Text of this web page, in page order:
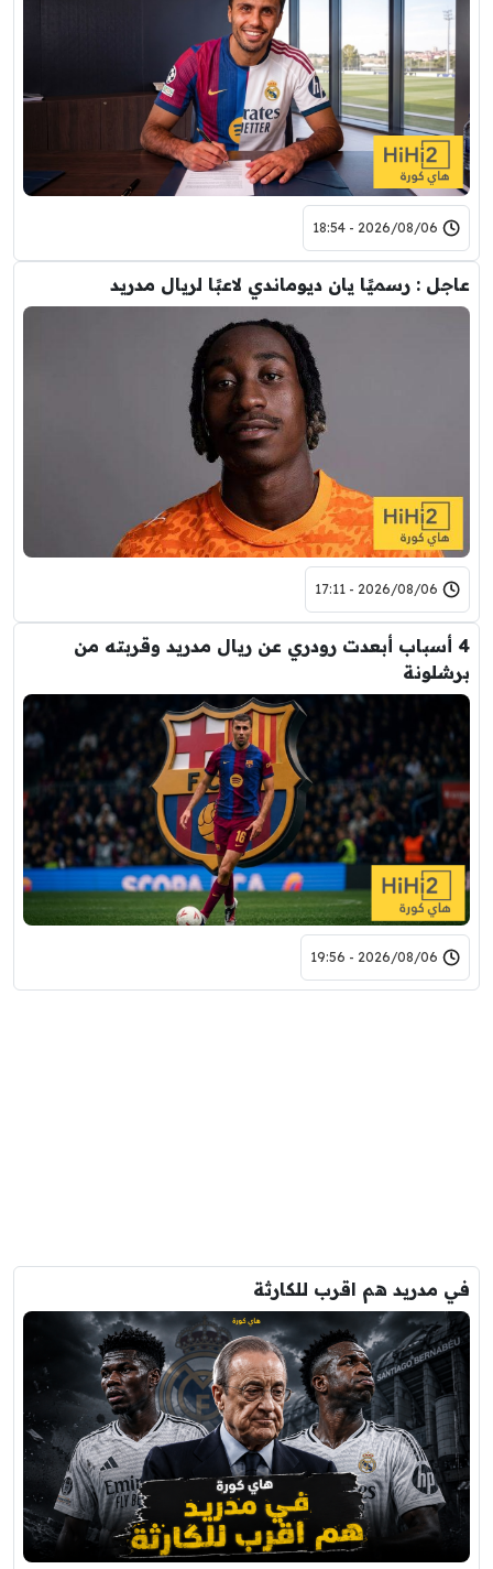
2026/08/06 - 18:54
عاجل : رسميًا يان ديوماندي لاعبًا لريال مدريد
2026/08/06 - 17:11
4 أسباب أبعدت رودري عن ريال مدريد وقربته من
برشلونة
2026/08/06 - 19:56
في مدريد هم اقرب للكارثة